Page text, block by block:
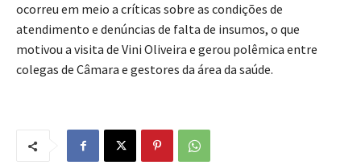
ocorreu em meio a críticas sobre as condições de
atendimento e denúncias de falta de insumos, o que
motivou a visita de Vini Oliveira e gerou polêmica entre
colegas de Câmara e gestores da área da saúde.